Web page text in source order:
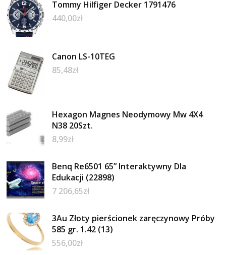
Tommy Hilfiger Decker 1791476
440,00zł
Canon LS-10TEG
85,48zł
Hexagon Magnes Neodymowy Mw 4X4
N38 20Szt.
8,99zł
Benq Re6501 65” Interaktywny Dla
Edukacji (22898)
7 206,65zł
3Au Złoty pierścionek zaręczynowy Próby
585 gr. 1.42 (13)
556,00zł